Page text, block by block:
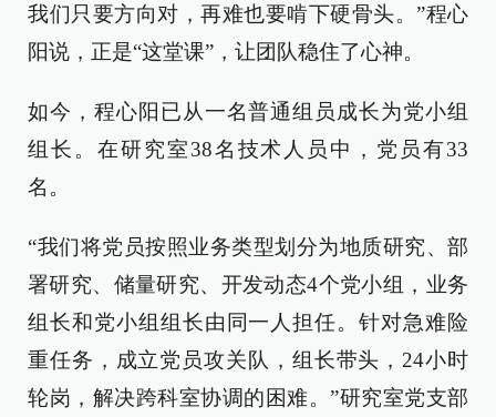
我们只要方向对，再难也要啃下硬骨头。”程心
阳说，正是“这堂课”，让团队稳住了心神。
如今，程心阳已从一名普通组员成长为党小组
组长。在研究室38名技术人员中，党员有33
名。
“我们将党员按照业务类型划分为地质研究、部
署研究、储量研究、开发动态4个党小组，业务
组长和党小组组长由同一人担任。针对急难险
重任务，成立党员攻关队，组长带头，24小时
轮岗，解决跨科室协调的困难。”研究室党支部